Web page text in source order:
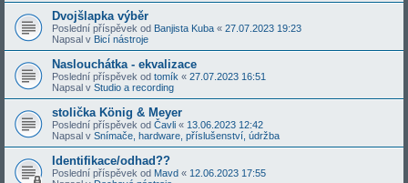
Dvojšlapka výběr
Poslední příspěvek od Banjista Kuba « 27.07.2023 19:23
Napsal v Bicí nástroje
Naslouchátka - ekvalizace
Poslední příspěvek od tomík « 27.07.2023 16:51
Napsal v Studio a recording
stolička König & Meyer
Poslední příspěvek od Čavli « 13.06.2023 12:42
Napsal v Snímače, hardware, příslušenství, údržba
Identifikace/odhad??
Poslední příspěvek od Mavd « 12.06.2023 17:55